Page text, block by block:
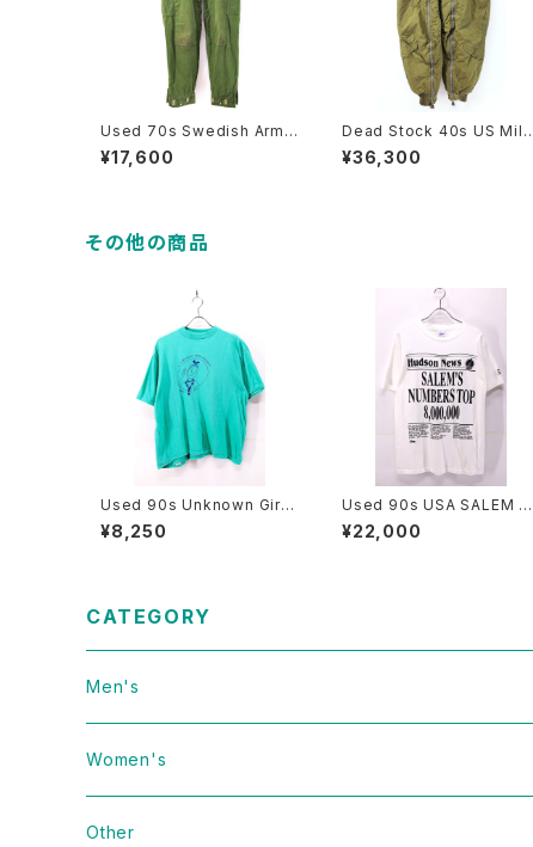
Used 70s Swedish Army
M-59 Military Cargo Pant
s Size W32 L30 古着
¥17,600
Dead Stock 40s US Milit
ary ARMY AIR FORCE A-1
1A Alpaca Liner Flight Pa
¥36,300
その他の商品
Used 90s Unknown Girl
Scout Turquoise T-Shirt
Size L 相当 古着
¥8,250
Used 90s USA SALEM SP
ORTS WEAR News Paper
Graphic T-Shirt Size L 古
¥22,000
CATEGORY
Men's
Vintage
Domestic
Women's
Vintage
Other